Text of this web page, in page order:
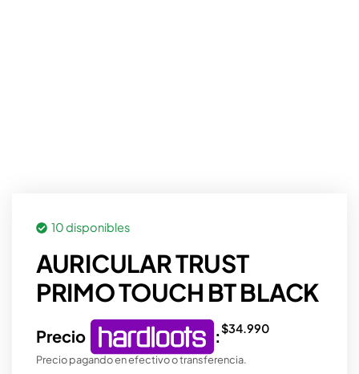
10 disponibles
AURICULAR TRUST
PRIMO TOUCH BT BLACK
Precio :$34.990
Precio pagando en efectivo o transferencia.